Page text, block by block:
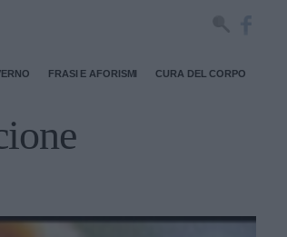
FRASI E AFORISMI CURA DEL CORPO